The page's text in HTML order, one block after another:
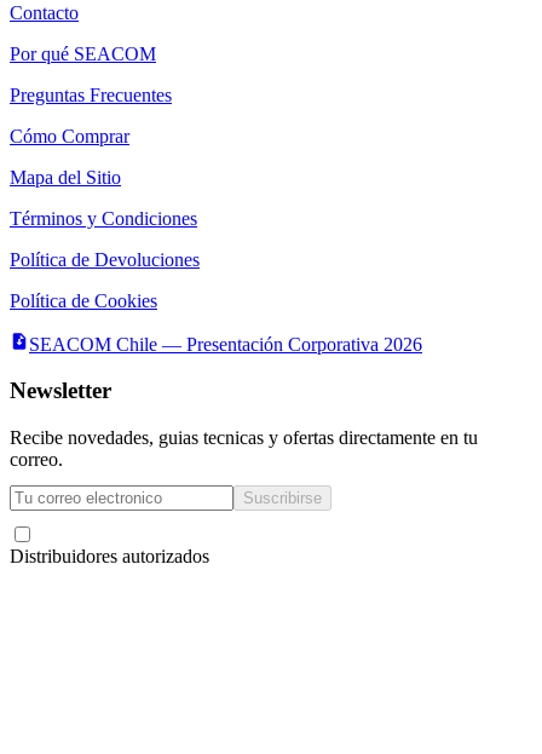
Contacto
Por qué SEACOM
Preguntas Frecuentes
Cómo Comprar
Mapa del Sitio
Términos y Condiciones
Política de Devoluciones
Política de Cookies
SEACOM Chile — Presentación Corporativa 2026
Newsletter
Recibe novedades, guias tecnicas y ofertas directamente en tu
correo.
Suscribirse
Distribuidores autorizados